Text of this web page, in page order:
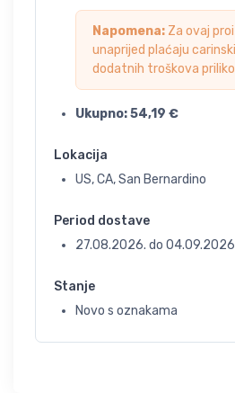
Napomena: Za ovaj
unaprijed plaćaju
dodatnih troškova
Ukupno:54,19 €
Lokacija
US, CA, San Bernardino
Period dostave
27.08.2026. do
Stanje
Novo s oznakama